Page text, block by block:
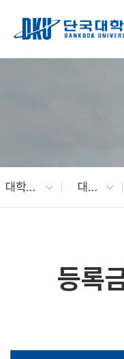
대학소개 대학현황
등록